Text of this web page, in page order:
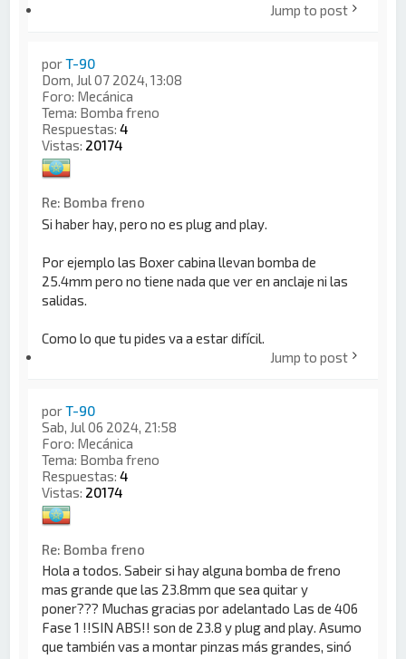
Jump to post
porT-90
Dom, Jul 07 2024, 13:08
Foro: Mecánica
Tema: Bomba freno
Respuestas:4
Vistas: 20174
Re: Bomba freno
Si haber hay, pero no es plug and play.
Por ejemplo las Boxer cabina llevan bomba de
25.4mm pero no tiene nada que ver en anclaje ni las
salidas.
Como lo que tu pides va a estar difícil.
Jump to post
porT-90
Sab, Jul 06 2024, 21:58
Foro: Mecánica
Tema: Bomba freno
Respuestas:4
Vistas: 20174
Re: Bomba freno
Hola a todos. Sabeir si hay alguna bomba de freno
mas grande que las 23.8mm que sea quitar y
poner??? Muchas gracias por adelantado Las de 406
Fase 1 !!SIN ABS!! son de 23.8 y plug and play. Asumo
que también vas a montar pinzas más grandes, sinó